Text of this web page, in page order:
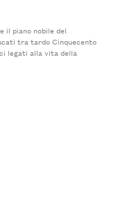
il piano nobile del
tra tardo Cinquecento
legati alla vita della